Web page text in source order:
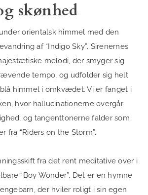
skønhed
orientalsk himmel med den
af “Indigo Sky”. Sirenernes
melodi, der smyger sig
tempo, og udfolder sig helt
himmel i omkvædet. Vi er fanget i
hvor hallucinationerne overgår
og tangenttonerne falder som
fra “Riders on the Storm”.
fra det rent meditative over i
“Boy Wonder”. Det er en hymne
der hviler roligt i sin egen